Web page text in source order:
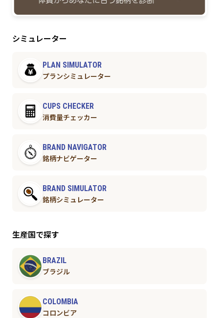
シミュレーター
PLAN SIMULATOR
プランシミュレーター
CUPS CHECKER
消費量チェッカー
BRAND NAVIGATOR
銘柄ナビゲーター
BRAND SIMULATOR
銘柄シミュレーター
生産国で探す
BRAZIL
ブラジル
COLOMBIA
コロンビア